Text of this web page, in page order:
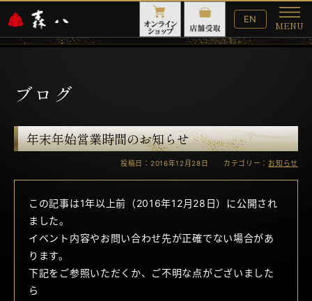
English
Website
EN
MENU
メ
ニ
ブログ
年末年始営業時間のお知らせ
投稿日：2016年12月28日 カテゴリー： お知らせ
この記事は1年以上前（2016年12月28日）に公開され
ました。
イベント内容やお問い合わせ先が正確でない場合があ
ります。
下記をご参照いただくか、ご不明な点がございました
ら